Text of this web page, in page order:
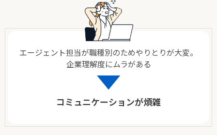
エージェント担当が職種別のためやりとりが大変。
企業理解度にムラがある
コミュニケーションが煩雑